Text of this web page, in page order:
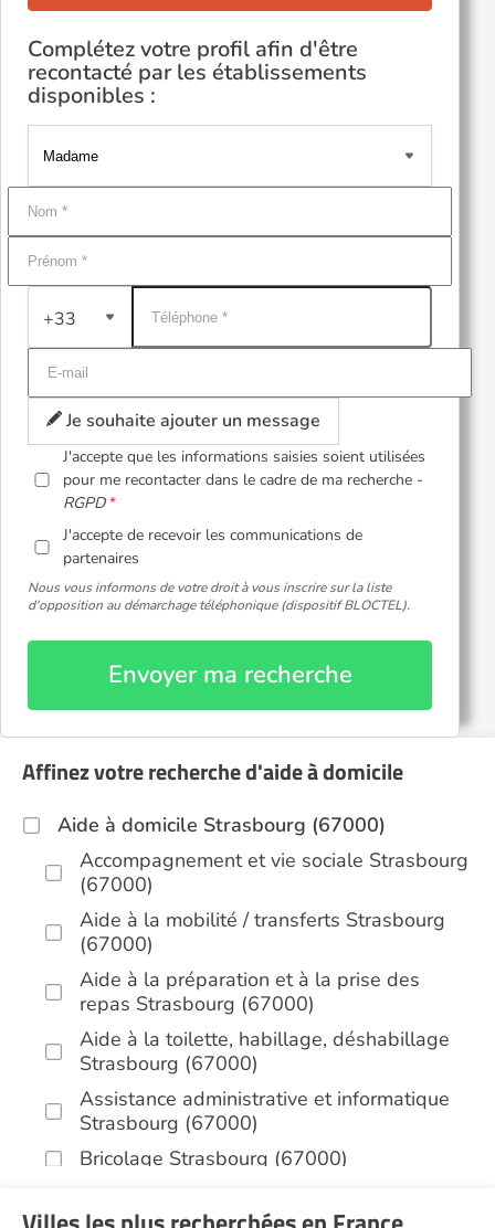
Complétez votre profil afin d'être
recontacté par les établissements
disponibles :
+33
Je souhaite ajouter un message
J'accepte que les informations saisies soient utilisées
pour me recontacter dans le cadre de ma recherche -
RGPD
J'accepte de recevoir les communications de
partenaires
Nous vous informons de votre droit à vous inscrire sur la liste
d'opposition au démarchage téléphonique (dispositif BLOCTEL).
Envoyer ma recherche
Affinez votre recherche d'aide à domicile
Aide à domicile Strasbourg (67000)
Accompagnement et vie sociale Strasbourg
(67000)
Aide à la mobilité / transferts Strasbourg
(67000)
Aide à la préparation et à la prise des
repas Strasbourg (67000)
Aide à la toilette, habillage, déshabillage
Strasbourg (67000)
Assistance administrative et informatique
Strasbourg (67000)
Bricolage Strasbourg (67000)